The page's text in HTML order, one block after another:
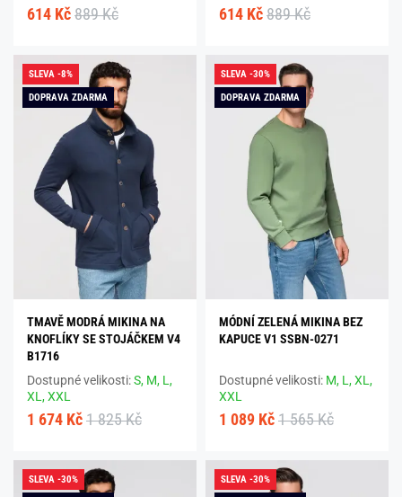
614 Kč 889 Kč 614 Kč 889 Kč
SLEVA -8%
DOPRAVA ZDARMA
TMAVĚ MODRÁ MIKINA NA
KNOFLÍKY SE STOJÁČKEM V4
B1716
Dostupné velikosti:S, M, L,
XL,XXL
1 674 Kč 1 825 Kč
SLEVA -30%
DOPRAVA ZDARMA
MÓDNÍ ZELENÁ MIKINA BEZ
KAPUCE V1 SSBN-0271
Dostupné velikosti: M, L,XL,
XXL
1 089 Kč 1 565 Kč
SLEVA -30%
SLEVA -30%